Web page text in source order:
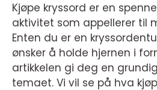
Kjøpe kryssord er en
aktivitet som appellerer til
Enten du er en
ønsker å holde hjernen i
artikkelen gi deg en
temaet. Vi vil se på hva